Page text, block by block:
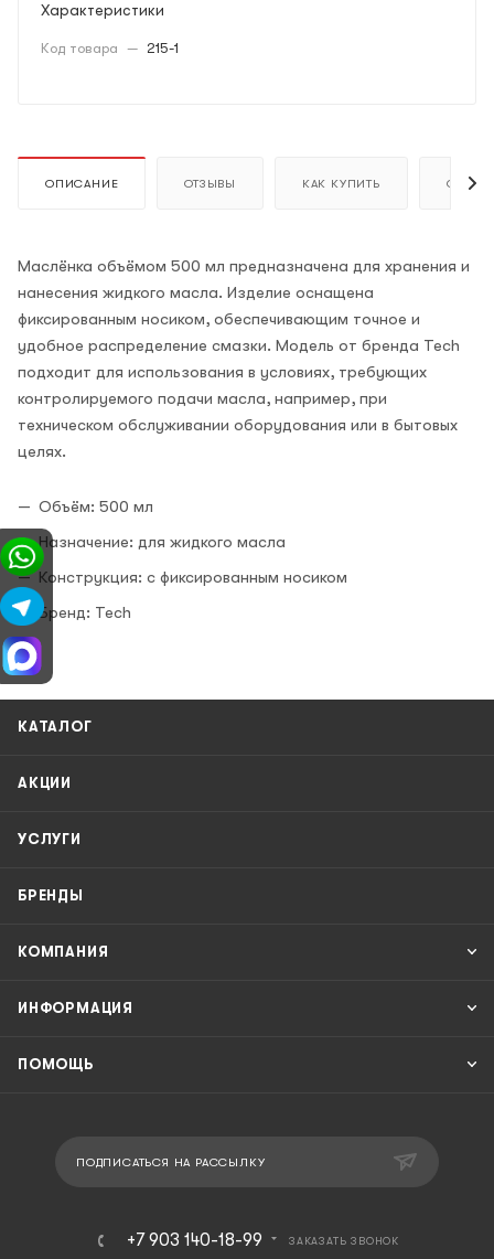
Характеристики
Код товара — 215-1
ОПИСАНИЕ ОТЗЫВЫ КАК КУПИТЬ ОПЛАТА
Маслёнка объёмом 500 мл предназначена для хранения и
нанесения жидкого масла. Изделие оснащена
фиксированным носиком, обеспечивающим точное и
удобное распределение смазки. Модель от бренда Tech
подходит для использования в условиях, требующих
контролируемого подачи масла, например, при
техническом обслуживании оборудования или в бытовых
целях.
Объём: 500 мл
Назначение: для жидкого масла
Конструкция: с фиксированным носиком
Бренд: Tech
КАТАЛОГ
АКЦИИ
УСЛУГИ
БРЕНДЫ
КОМПАНИЯ
ИНФОРМАЦИЯ
ПОМОЩЬ
ПОДПИСАТЬСЯ НА РАССЫЛКУ
+7 903 140-18-99 ЗАКАЗАТЬ ЗВОНОК